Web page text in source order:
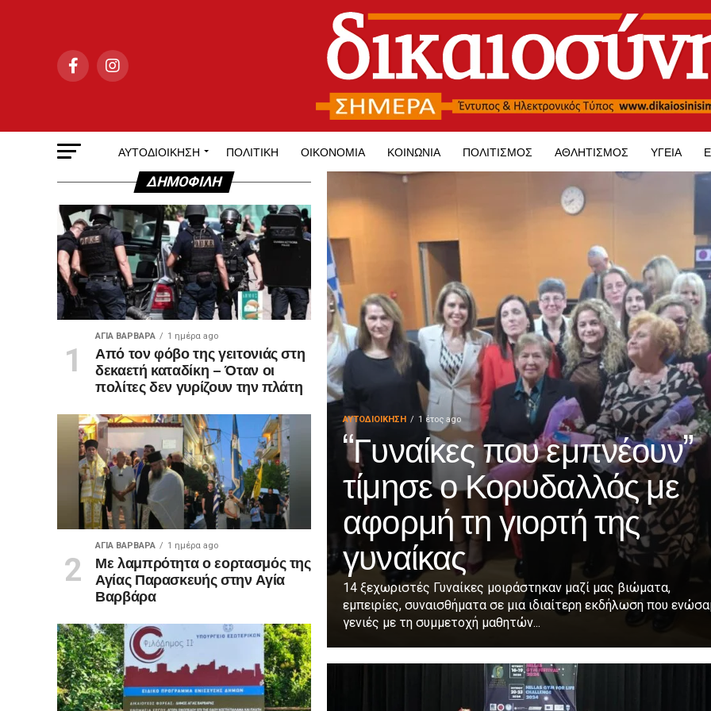
ΑΥΤΟΔΙΟΊΚΗΣΗ ΠΟΛΙΤΙΚΉ ΟΙΚΟΝΟΜΊΑ ΚΟΙΝΩΝΊΑ ΠΟΛΙΤΙΣΜΌΣ ΑΘΛΗΤΙΣΜΌΣ ΥΓΕΊΑ
ΑΥΤΟΔΙΟΊΚΗΣΗ 1 έτος ago
“Γυναίκες που εμπνέουν”
τίμησε ο Κορυδαλλός με
αφορμή τη γιορτή της
γυναίκας
14 ξεχωριστές Γυναίκες μοιράστηκαν μαζί μας βιώματα,
εμπειρίες, συναισθήματα σε μια ιδιαίτερη εκδήλωση που
γενιές με τη συμμετοχή μαθητών...
ΔΗΜΟΦΙΛΉ
ΑΓΙΑ ΒΑΡΒΑΡΑ 1 ημέρα ago
Από τον φόβο της γειτονιάς στη
δεκαετή καταδίκη – Όταν οι
πολίτες δεν γυρίζουν την πλάτη
ΑΓΙΑ ΒΑΡΒΑΡΑ 1 ημέρα ago
Με λαμπρότητα ο εορτασμός της
Αγίας Παρασκευής στην Αγία
Βαρβάρα